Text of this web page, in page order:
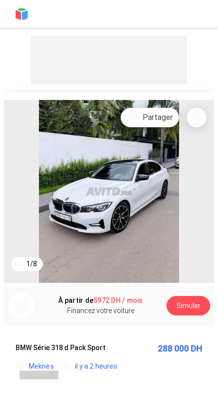
1/8
Partager
À partir de5972 DH / mois
Financez votre voiture
Simuler
BMW Série 318 d Pack Sport 288 000 DH
Meknès il y a 2 heures